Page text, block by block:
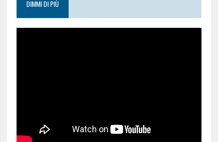
DIMMI DI PIÙ